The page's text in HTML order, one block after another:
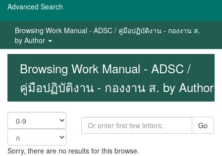
Advanced Search
Browsing Work Manual - ADSC / คู่มือปฏิบัติงาน - กองงาน ส.
by Author
Browsing Work Manual - ADSC /
คู่มือปฏิบัติงาน - กองงาน ส. by Author
Go
Sorry, there are no results for this browse.